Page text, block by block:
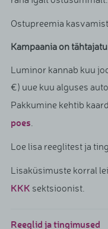
Ostupreemia
Kampaania on
Luminor kannab kuu
€) uue kuu alguses
Pakkumine kehtib
poes
Loe lisa reeglitest ja
Lisaküsimuste korral
KKK sektsioonist.
Reeglid ja tingimused